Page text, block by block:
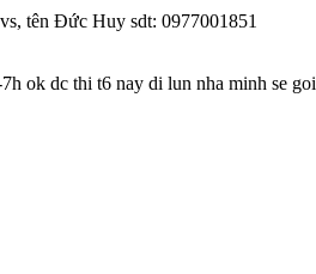
tên Đức Huy sdt: 0977001851
ok dc thi t6 nay di lun nha minh se goi